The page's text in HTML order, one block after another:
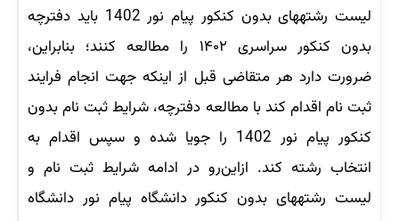
لیست رشته‎های بدون کنکور پیام نور 1402 باید دفترچه
بدون کنکور سراسری ۱۴۰۲ را مطالعه کنند؛ بنابراین،
ضرورت دارد هر متقاضی قبل از اینکه جهت انجام فرایند
ثبت نام اقدام کند با مطالعه دفترچه، شرایط ثبت نام بدون
کنکور پیام نور 1402 را جویا شده و سپس اقدام به
انتخاب رشته کند. ازاین‌رو در ادامه شرایط ثبت نام و
لیست رشته‎های بدون کنکور دانشگاه پیام نور دانشگاه